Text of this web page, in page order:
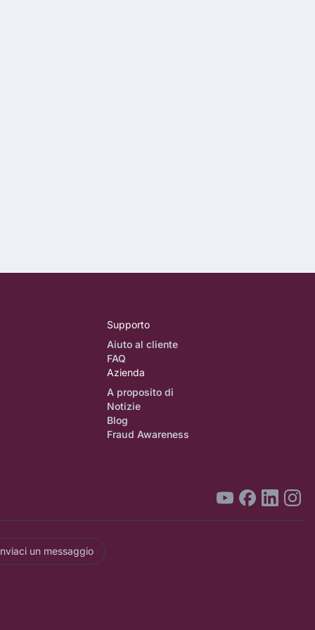
Supporto
Aiuto al cliente
FAQ
Azienda
A proposito di
Notizie
Blog
Fraud Awareness
un messaggio